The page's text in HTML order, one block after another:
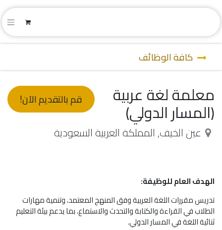
كافة الوظائف
قم بالتقديم الآن! معلمة لغة عربية
(المسار الدولي)
عين الخيف, المملكة العربية السعودية
الهدف العام للوظيفة:
تدريس مقررات اللغة العربية وفق المنهج المعتمد، وتنمية مهارات
الطلاب في القراءة والكتابة والتحدث والاستماع، بما يدعم بيئة التعليم
ثنائية اللغة في المسار الدولي.